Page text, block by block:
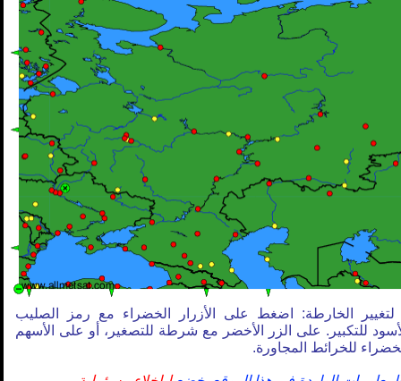
لتغيير الخارطة: اضغط على الأزرار الخضراء مع رمز الصليب
للتكبير. على الزر الأخضر مع شرطة للتصغير، أو على الأسهم
للخرائط المجاورة.